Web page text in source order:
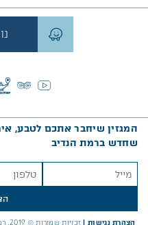
המגזין שיחבר אתכם לטבע,
שחדש ברמת הנדיב
הצהרת נגישות|זכויות שמורות © 2019, רמת הנדיב |